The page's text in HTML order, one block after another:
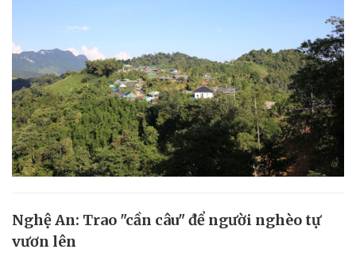
Nghệ An: Trao "cần câu" để người nghèo tự
vươn lên